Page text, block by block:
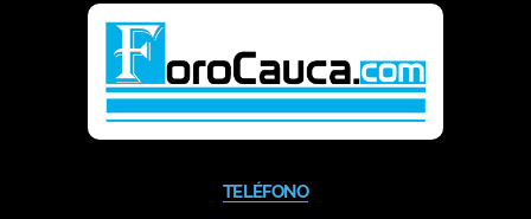
TELÉFONO